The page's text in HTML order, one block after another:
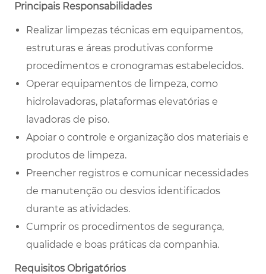
Principais Responsabilidades
Realizar limpezas técnicas em equipamentos,
estruturas e áreas produtivas conforme
procedimentos e cronogramas estabelecidos.
Operar equipamentos de limpeza, como
hidrolavadoras, plataformas elevatórias e
lavadoras de piso.
Apoiar o controle e organização dos materiais e
produtos de limpeza.
Preencher registros e comunicar necessidades
de manutenção ou desvios identificados
durante as atividades.
Cumprir os procedimentos de segurança,
qualidade e boas práticas da companhia.
Requisitos Obrigatórios